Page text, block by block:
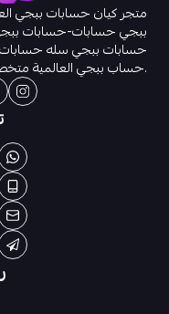
متجر كيان حسابات ببجي
ببجي حسابات-حسابات
.حساب ببجي العالمية